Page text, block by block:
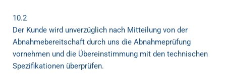
10.2
Der Kunde wird unverzüglich nach Mitteilung von der
Abnahmebereitschaft durch uns die Abnahmeprüfung
vornehmen und die Übereinstimmung mit den technischen
Spezifikationen überprüfen.